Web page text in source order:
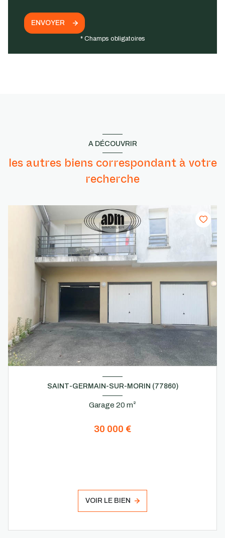
ENVOYER
* Champs obligatoires
A DÉCOUVRIR
les autres biens correspondant à votre
recherche
SAINT-GERMAIN-SUR-MORIN (77860)
Garage 20 m²
30 000 €
VOIR LE BIEN